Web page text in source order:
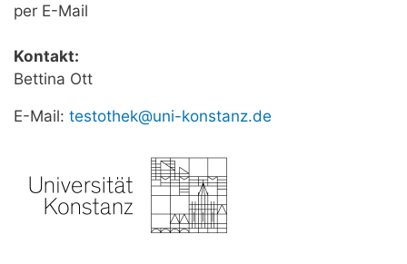
per E-Mail
Kontakt:
Bettina Ott
E-Mail: testothek@uni-konstanz.de